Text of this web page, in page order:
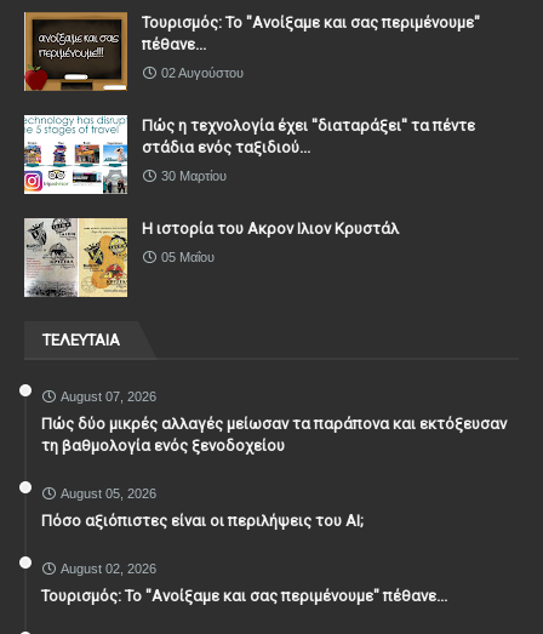
Τουρισμός: Το "Ανοίξαμε και σας περιμένουμε"
πέθανε...
02 Αυγούστου
Πώς η τεχνολογία έχει ''διαταράξει'' τα πέντε
στάδια ενός ταξιδιού...
30 Μαρτίου
Η ιστορία του Ακρον Ιλιον Κρυστάλ
05 Μαΐου
ΤΕΛΕΥΤΑΙΑ
August 07, 2026
Πώς δύο μικρές αλλαγές μείωσαν τα παράπονα και εκτόξευσαν
τη βαθμολογία ενός ξενοδοχείου
August 05, 2026
Πόσο αξιόπιστες είναι οι περιλήψεις του ΑΙ;
August 02, 2026
Τουρισμός: Το "Ανοίξαμε και σας περιμένουμε" πέθανε...